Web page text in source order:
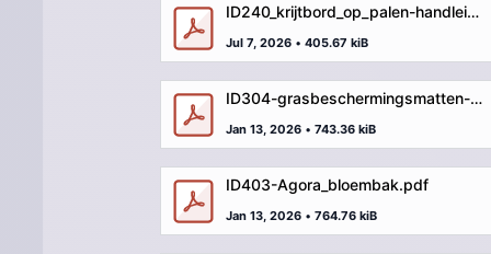
ID240_krijtbord_op_palen-handleiding.pdf
Jul 7, 2026 • 405.67 kiB
ID304-grasbeschermingsmatten-handleiding.pdf
Jan 13, 2026 • 743.36 kiB
ID403-Agora_bloembak.pdf
Jan 13, 2026 • 764.76 kiB